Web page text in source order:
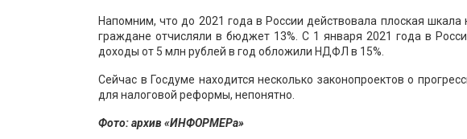
Напомним, что до 2021 года в России действовала плоская
граждане отчисляли в бюджет 13%. С 1 января 2021 года в
доходы от 5 млн рублей в год обложили НДФЛ в 15%.
Сейчас в Госдуме находится несколько законопроектов о
для налоговой реформы, непонятно.
Фото: архив «ИНФОРМЕРа»